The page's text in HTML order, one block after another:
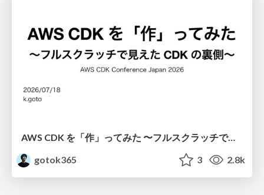
AWS CDK を「作」ってみた 〜フルスクラッチで見えた CDK の裏側〜 / aws-cdk-from-scratch
gotok365
3 2.8k